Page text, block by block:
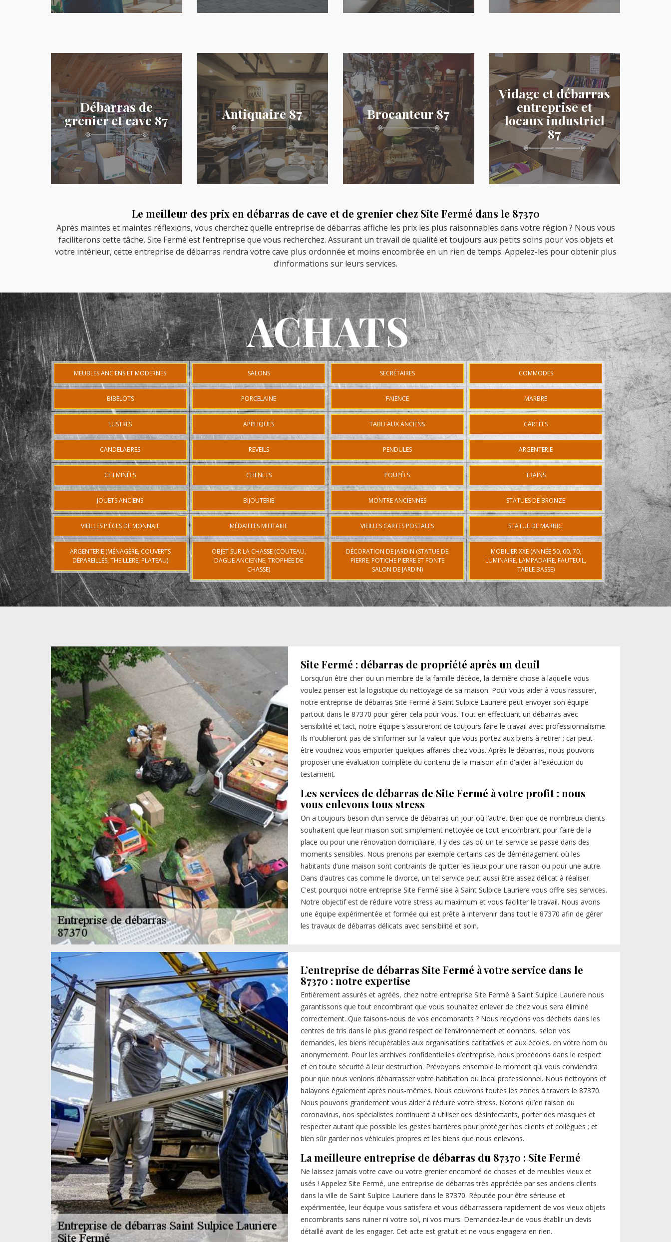
Débarras de
grenier et cave 87
Antiquaire 87 Brocanteur 87
Vidage et débarras
entreprise et
locaux industriel
87
Le meilleur des prix en débarras de cave et de grenier chez Site Fermé dans le 87370
Après maintes et maintes réflexions, vous cherchez quelle entreprise de débarras affiche les prix les plus raisonnables dans votre région ? Nous vous
faciliterons cette tâche, Site Fermé est l’entreprise que vous recherchez. Assurant un travail de qualité et toujours aux petits soins pour vos objets et
votre intérieur, cette entreprise de débarras rendra votre cave plus ordonnée et moins encombrée en un rien de temps. Appelez-les pour obtenir plus
d’informations sur leurs services.
ACHATS
MEUBLES ANCIENS ET MODERNES SALONS SECRÉTAIRES COMMODES
BIBELOTS PORCELAINE FAÏENCE MARBRE
LUSTRES APPLIQUES TABLEAUX ANCIENS CARTELS
CANDELABRES REVEILS PENDULES ARGENTERIE
CHEMINÉES CHENETS POUPÉES TRAINS
JOUETS ANCIENS BIJOUTERIE MONTRE ANCIENNES STATUES DE BRONZE
VIEILLES PIÈCES DE MONNAIE MÉDAILLES MILITAIRE VIEILLES CARTES POSTALES STATUE DE MARBRE
ARGENTERIE (MÉNAGÈRE, COUVERTS
DÉPAREILLÉS, THEILLERE, PLATEAU)
OBJET SUR LA CHASSE (COUTEAU,
DAGUE ANCIENNE, TROPHÉE DE
CHASSE)
DÉCORATION DE JARDIN (STATUE DE
PIERRE, POTICHE PIERRE ET FONTE
SALON DE JARDIN)
MOBILIER XXE (ANNÉE 50, 60, 70,
LUMINAIRE, LAMPADAIRE, FAUTEUIL,
TABLE BASSE)
Site Fermé : débarras de propriété après un deuil
Lorsqu'un être cher ou un membre de la famille décède, la dernière chose à laquelle vous
voulez penser est la logistique du nettoyage de sa maison. Pour vous aider à vous rassurer,
notre entreprise de débarras Site Fermé à Saint Sulpice Lauriere peut envoyer son équipe
partout dans le 87370 pour gérer cela pour vous. Tout en effectuant un débarras avec
sensibilité et tact, notre équipe s'assureront de toujours faire le travail avec professionnalisme.
Ils n’oublieront pas de s’informer sur la valeur que vous portez aux biens à retirer ; car peut-
être voudriez-vous emporter quelques affaires chez vous. Après le débarras, nous pouvons
proposer une évaluation complète du contenu de la maison afin d'aider à l'exécution du
testament.
Les services de débarras de Site Fermé à votre profit : nous
vous enlevons tous stress
On a toujours besoin d’un service de débarras un jour où l’autre. Bien que de nombreux clients
souhaitent que leur maison soit simplement nettoyée de tout encombrant pour faire de la
place ou pour une rénovation domiciliaire, il y des cas où un tel service se passe dans des
moments sensibles. Nous prenons par exemple certains cas de déménagement où les
habitants d’une maison sont contraints de quitter les lieux pour une raison ou pour une autre.
Dans d’autres cas comme le divorce, un tel service peut aussi être assez délicat à réaliser.
C'est pourquoi notre entreprise Site Fermé sise à Saint Sulpice Lauriere vous offre ses services.
Notre objectif est de réduire votre stress au maximum et vous faciliter le travail. Nous avons
une équipe expérimentée et formée qui est prête à intervenir dans tout le 87370 afin de gérer
les travaux de débarras délicats avec sensibilité et soin.
L’entreprise de débarras Site Fermé à votre service dans le
87370 : notre expertise
Entièrement assurés et agréés, chez notre entreprise Site Fermé à Saint Sulpice Lauriere nous
garantissons que tout encombrant que vous souhaitez enlever de chez vous sera éliminé
correctement. Que faisons-nous de vos encombrants ? Nous recyclons vos déchets dans les
centres de tris dans le plus grand respect de l’environnement et donnons, selon vos
demandes, les biens récupérables aux organisations caritatives et aux écoles, en votre nom ou
anonymement. Pour les archives confidentielles d’entreprise, nous procédons dans le respect
et en toute sécurité à leur destruction. Prévoyons ensemble le moment qui vous conviendra
pour que nous venions débarrasser votre habitation ou local professionnel. Nous nettoyons et
balayons également après nous-mêmes. Nous couvrons toutes les zones à travers le 87370.
Nous pouvons grandement vous aider à réduire votre stress. Notons qu’en raison du
coronavirus, nos spécialistes continuent à utiliser des désinfectants, porter des masques et
respecter autant que possible les gestes barrières pour protéger nos clients et collègues ; et
bien sûr garder nos véhicules propres et les biens que nous enlevons.
La meilleure entreprise de débarras du 87370 : Site Fermé
Ne laissez jamais votre cave ou votre grenier encombré de choses et de meubles vieux et
usés ! Appelez Site Fermé, une entreprise de débarras très appréciée par ses anciens clients
dans la ville de Saint Sulpice Lauriere dans le 87370. Réputée pour être sérieuse et
expérimentée, leur équipe vous satisfera et vous débarrassera rapidement de vos vieux objets
encombrants sans ruiner ni votre sol, ni vos murs. Demandez-leur de vous établir un devis
détaillé avant de les engager. Cet acte est gratuit et ne vous engagera en rien.